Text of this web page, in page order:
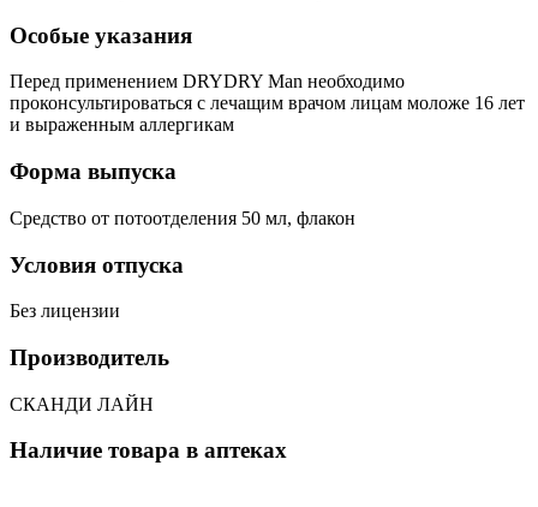
Особые указания
Перед применением DRYDRY Man необходимо
проконсультироваться с лечащим врачом лицам моложе 16 лет
и выраженным аллергикам
Форма выпуска
Средство от потоотделения 50 мл, флакон
Условия отпуска
Без лицензии
Производитель
СКАНДИ ЛАЙН
Наличие товара в аптеках